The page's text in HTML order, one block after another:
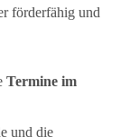
förderfähig und
Termine im
und die